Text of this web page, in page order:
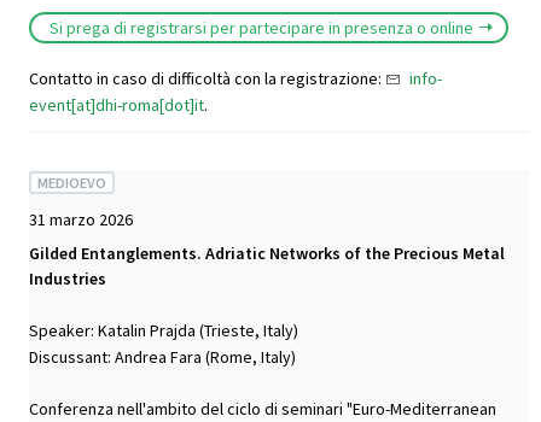
Si prega di registrarsi per partecipare in presenza o online
Contatto in caso di difficoltà con la registrazione:
info-
event[at]dhi-roma[dot]it.
MEDIOEVO
31 marzo 2026
Gilded Entanglements. Adriatic Networks of the Precious Metal
Industries
Speaker: Katalin Prajda (Trieste, Italy)
Discussant: Andrea Fara (Rome, Italy)
Conferenza nell'ambito del ciclo di seminari "Euro-Mediterranean